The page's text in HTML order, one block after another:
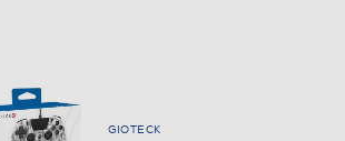
GIOTECK